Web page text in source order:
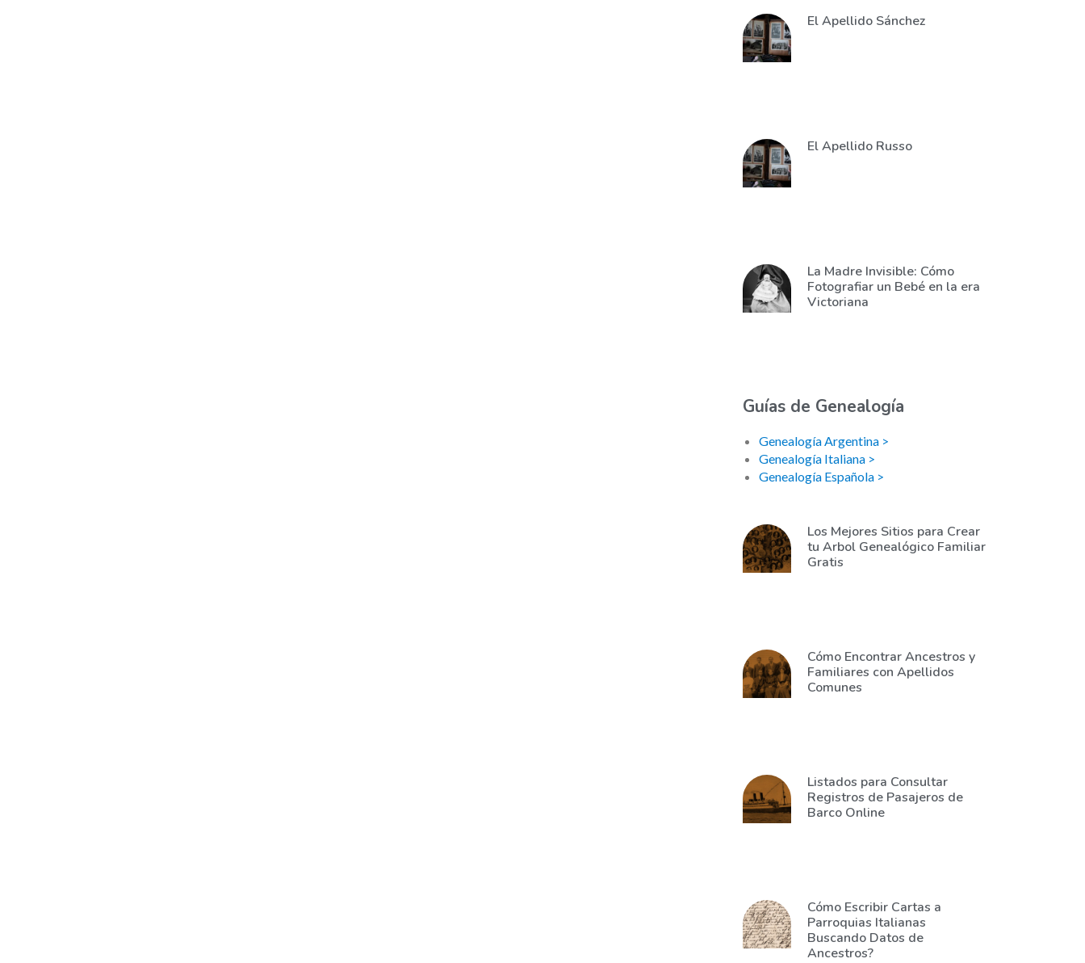
El Apellido Sánchez
El Apellido Russo
La Madre Invisible: Cómo
Fotografiar un Bebé en la era
Victoriana
Guías de Genealogía
Genealogía Argentina >
Genealogía Italiana >
Genealogía Española >
Los Mejores Sitios para Crear
tu Arbol Genealógico Familiar
Gratis
Cómo Encontrar Ancestros y
Familiares con Apellidos
Comunes
Listados para Consultar
Registros de Pasajeros de
Barco Online
Cómo Escribir Cartas a
Parroquias Italianas
Buscando Datos de
Ancestros?